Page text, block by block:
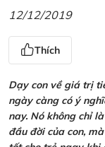
12/12/2019
Thích
Dạy con về giá trị
ngày càng có ý
nay. Nó không chỉ
đầu đời của con,